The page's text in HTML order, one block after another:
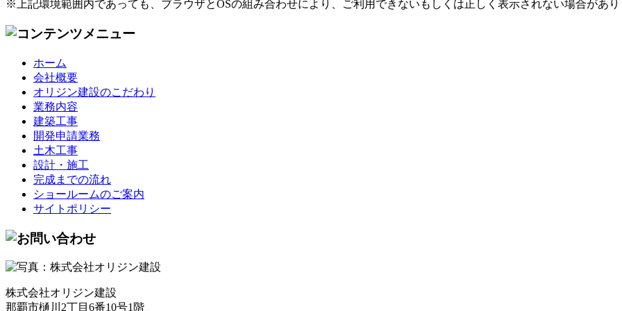
※上記環境範囲内であっても、ブラウザとOSの組み合わせにより、ご利用できないもしくは正しく表示されない場合があ
ホーム
会社概要
オリジン建設のこだわり
業務内容
建築工事
開発申請業務
土木工事
設計・施工
完成までの流れ
ショールームのご案内
サイトポリシー
株式会社オリジン建設
那覇市樋川2丁目6番10号1階